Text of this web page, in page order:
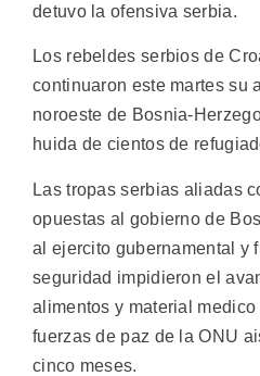
detuvo la ofensiva serbia.
Los rebeldes serbios de
continuaron este martes su
noroeste de Bosnia-
huida de cientos de
Las tropas serbias aliadas
opuestas al gobierno de
al ejercito gubernamental y
seguridad impidieron el
alimentos y material
fuerzas de paz de la ONU
cinco meses.